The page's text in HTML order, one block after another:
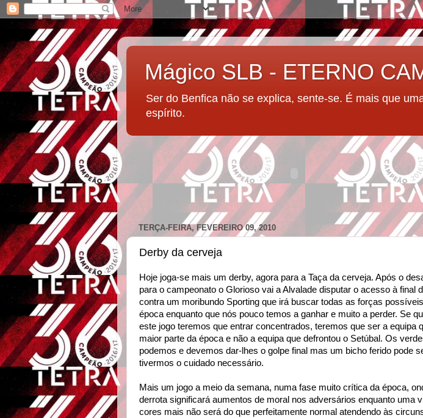
Mágico SLB - ETERNO
Ser do Benfica não se explica, sente-se. É mais que
espírito.
TERÇA-FEIRA, FEVEREIRO 09, 2010
Derby da cerveja
Hoje joga-se mais um derby, agora para a Taça da cerveja. Após o
para o campeonato o Glorioso vai a Alvalade disputar o acesso à final
contra um moribundo Sporting que irá buscar todas as forças
época enquanto que nós pouco temos a ganhar e muito a perder. Se
este jogo teremos que entrar concentrados, teremos que ser a equipa
maior parte da época e não a equipa que defrontou o Setúbal. Os
podemos e devemos dar-lhes o golpe final mas um bicho ferido pode
tivermos o cuidado necessário.
Mais um jogo a meio da semana, numa fase muito crítica da época,
derrota significará aumentos de moral nos adversários enquanto uma
cores mais não será do que perfeitamente normal atendendo às